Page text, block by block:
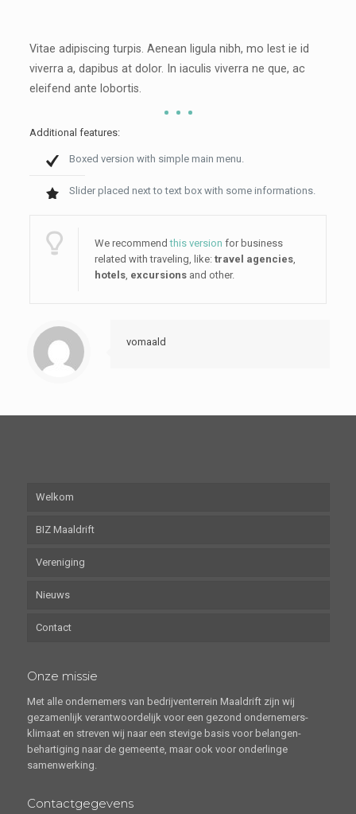
Vitae adipiscing turpis. Aenean ligula nibh, mo lest ie id
viverra a, dapibus at dolor. In iaculis viverra ne que, ac
eleifend ante lobortis.
Additional features:
Boxed version with simple main menu.
Slider placed next to text box with some informations.
We recommendthis version for business
related with traveling, like:travel agencies,
hotels, excursions and other.
vomaald
Welkom
BIZ Maaldrift
Vereniging
Nieuws
Contact
Onze missie
Met alle ondernemers van bedrijventerrein Maaldrift zijn wij
gezamenlijk verantwoordelijk voor een gezond ondernemers-
klimaat en streven wij naar een stevige basis voor belangen-
behartiging naar de gemeente, maar ook voor onderlinge
samenwerking.
Contactgegevens